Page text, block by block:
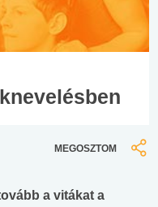
MEGOSZTOM
a vitákat a